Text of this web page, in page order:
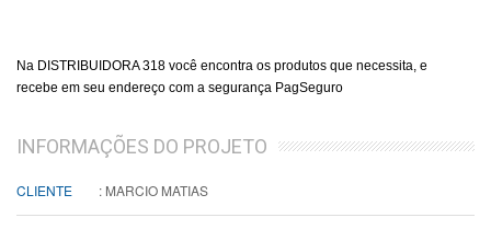
Na DISTRIBUIDORA 318 você encontra os produtos que necessita, e
recebe em seu endereço com a segurança PagSeguro
INFORMAÇÕES DO PROJETO
CLIENTE MARCIO MATIAS